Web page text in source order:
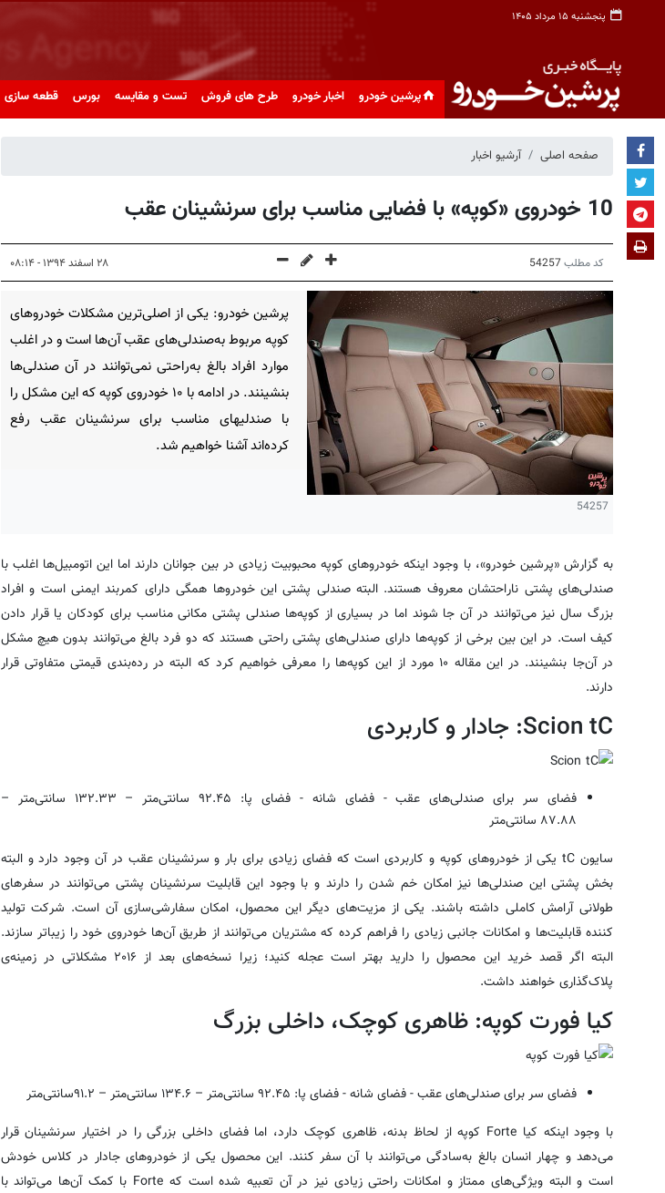
پنجشنبه ۱۵ مرداد ۱۴۰۵
پرشین خودرو اخبار خودرو طرح های فروش تست و مقایسه بورس قطعه سازی
صفحه اصلی آرشیو اخبار
10 خودروی «کوپه» با فضایی مناسب برای سرنشینان عقب
کد مطلب 54257 ۲۸ اسفند ۱۳۹۴ - ۰۸:۱۴
54257
پرشین خودرو: یکی از اصلی‌ترین مشکلات خودرو‌های
کوپه مربوط به‌صندلی‌های عقب آن‌ها است و در اغلب
موارد افراد بالغ به‌راحتی نمی‌توانند در آن صندلی‌ها
بنشینند. در ادامه با ۱۰ خودروی کوپه که این مشکل را
با صندلیهای مناسب برای سرنشینان عقب رفع
کرده‌اند آشنا خواهیم شد.
به گزارش «پرشین خودرو»، با وجود اینکه خودرو‌های کوپه محبوبیت زیادی در بین جوانان دارند اما این اتومبیل‌ها اغلب با
صندلی‌های پشتی ناراحتشان معروف هستند. البته صندلی پشتی این خودرو‌ها همگی دارای کمربند ایمنی است و افراد
بزرگ سال نیز می‌توانند در آن جا شوند اما در بسیاری از کوپه‌ها صندلی پشتی مکانی مناسب برای کودکان یا قرار دادن
کیف است. در این بین برخی از کوپه‌ها دارای صندلی‌های پشتی راحتی هستند که دو فرد بالغ می‌‌توانند بدون هیچ مشکل
در آن‌جا بنشینند. در این مقاله ۱۰ مورد از این کوپه‌ها را معرفی خواهیم کرد که البته در رده‌بندی قیمتی متفاوتی قرار
دارند.
Scion tC: جادار و کاربردی
فضای سر برای صندلی‌های عقب - فضای شانه - فضای پا: ۹۲.۴۵ سانتی‌متر – ۱۳۲.۳۳ سانتی‌متر –
۸۷.۸۸ سانتی‌متر
سایون tC یکی از خودرو‌های کوپه و کاربردی است که فضای زیادی برای بار و سرنشینان عقب در آن وجود دارد و البته
بخش پشتی این صندلی‌ها نیز امکان خم شدن را دارند و با وجود این قابلیت سرنشینان پشتی می‌توانند در سفر‌های
طولانی آرامش کاملی داشته باشند. یکی از مزیت‌های دیگر این محصول، امکان سفارشی‌سازی آن است. شرکت تولید
کننده قابلیت‌ها و امکانات جانبی زیادی را فراهم کرده که مشتریان می‌توانند از طریق آن‌ها خودروی خود را زیباتر سازند.
البته اگر قصد خرید این محصول را دارید بهتر است عجله کنید؛ زیرا نسخه‌های بعد از ۲۰۱۶ مشکلاتی در زمینه‌ی
پلاک‌گذاری خواهند داشت.
کیا فورت کوپه: ظاهری کوچک، داخلی بزرگ
فضای سر برای صندلی‌های عقب - فضای شانه - فضای پا: ۹۲.۴۵ سانتی‌متر – ۱۳۴.۶ سانتی‌متر – ۹۱.۲
سانتی‌متر
با وجود اینکه کیا Forte کوپه از لحاظ بدنه، ظاهری کوچک دارد، اما فضای داخلی بزرگی را در اختیار سرنشینان قرار
می‌دهد و چهار انسان بالغ به‌سادگی می‌توانند با آن سفر کنند. این محصول یکی از خودرو‌های جادار در کلاس خودش
است و البته ویژگی‌های ممتاز و امکانات راحتی زیادی نیز در آن تعبیه شده است که Forte با کمک آن‌ها می‌‌تواند با